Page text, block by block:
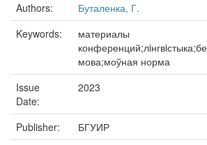
Authors:
Буталенка, Г.
Keywords:
материалы
мова;моўная норма
Issue
Date:
2023
Publisher:
БГУИР